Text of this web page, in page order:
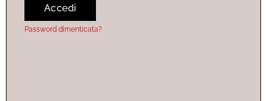
Accedi
Password dimenticata?